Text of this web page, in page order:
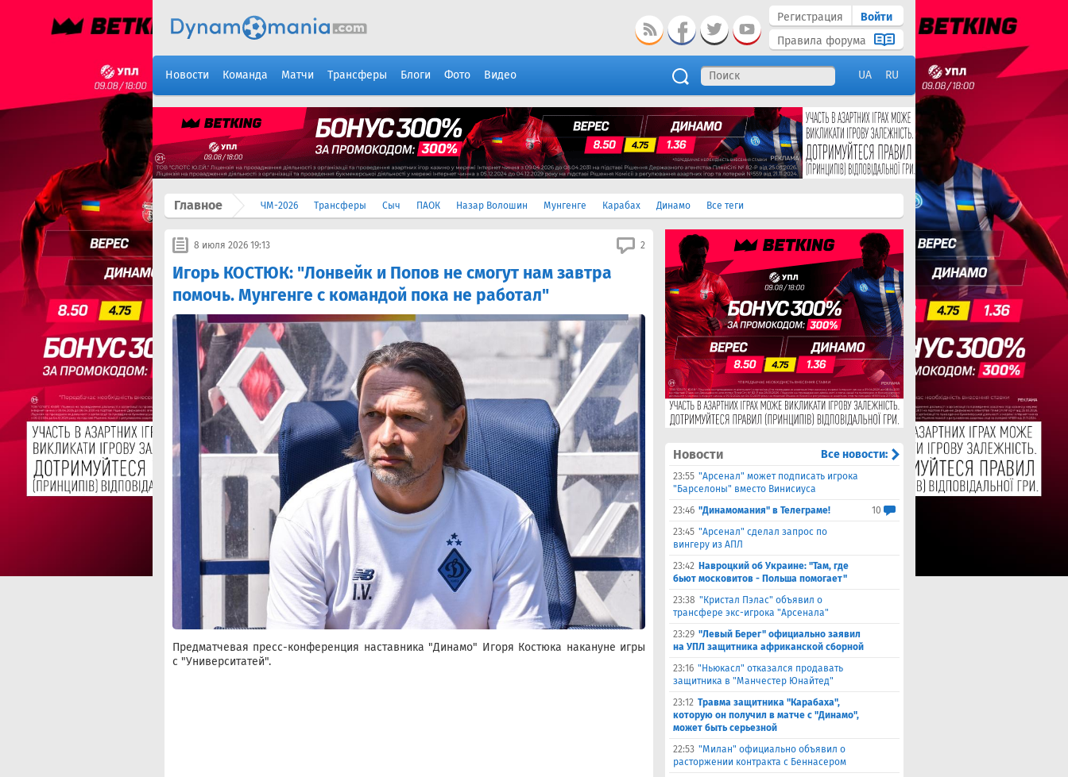
Регистрация
Войти
Правила форума
Новости Команда Матчи Трансферы Блоги Фото Видео UA RU
Главное ЧМ-2026 Трансферы Сыч ПАОК Назар Волошин Мунгенге Карабах Динамо Все теги
8 июля 2026 19:13 2
Игорь КОСТЮК: "Лонвейк и Попов не смогут нам завтра
помочь. Мунгенге с командой пока не работал"
Предматчевая пресс-конференция наставника "Динамо" Игоря Костюка накануне игры
с "Университатей".
Новости Все новости:
23:55 "Арсенал" может подписать игрока
"Барселоны" вместо Винисиуса
23:46 "Динамомания" в Телеграме!
10
23:45 "Арсенал" сделал запрос по
вингеру из АПЛ
23:42 Навроцкий об Украине: "Там, где
бьют московитов - Польша помогает"
23:38 "Кристал Пэлас" объявил о
трансфере экс-игрока "Арсенала"
23:29 "Левый Берег" официально заявил
на УПЛ защитника африканской сборной
23:16 "Ньюкасл" отказался продавать
защитника в "Манчестер Юнайтед"
23:12 Травма защитника "Карабаха",
которую он получил в матче с "Динамо",
может быть серьезной
22:53 "Милан" официально объявил о
расторжении контракта с Беннасером